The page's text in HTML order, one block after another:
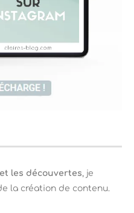
les découvertes, je
la création de contenu.